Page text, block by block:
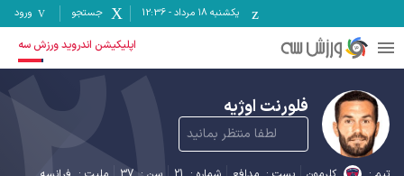
یکشنبه ۱۸ مرداد -
12:36 جستجو ورود
اپلیکیشن اندروید ورزش سه
فلورنت اوژیه
لطفا منتظر بمانید